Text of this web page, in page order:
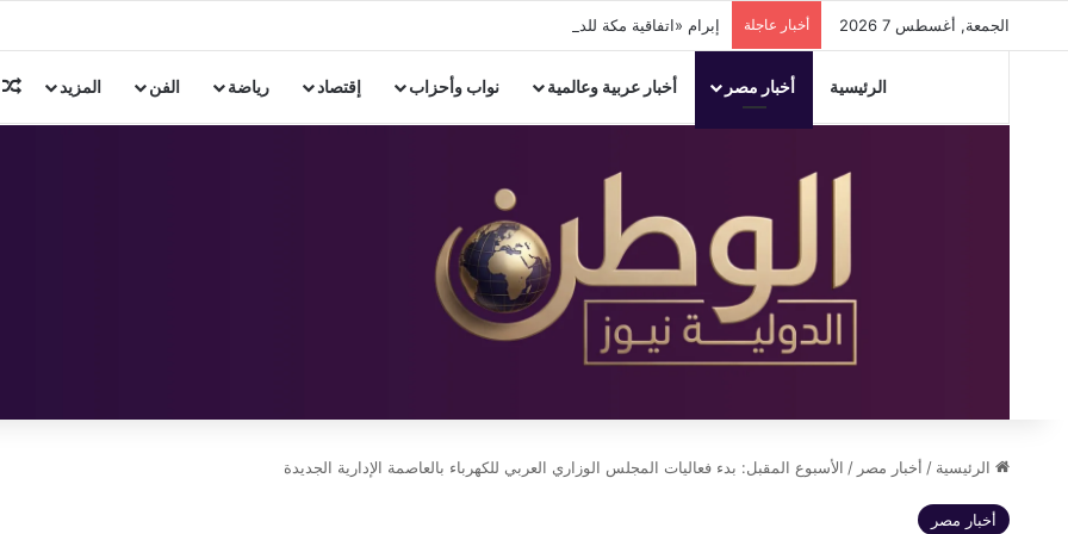
الجمعة, أغسطس 7 2026 أخبار عاجلة إبرام «اتفاقية مكة للدفاع المشترك» بين 3 دول إسلامية
الرئيسية أخبار مصر أخبار عربية وعالمية نواب وأحزاب إقتصاد رياضة الفن المزيد
الرئيسية / أخبار مصر / الأسبوع المقبل: بدء فعاليات المجلس الوزاري العربي للكهرباء بالعاصمة الإدارية الجديدة
أخبار مصر